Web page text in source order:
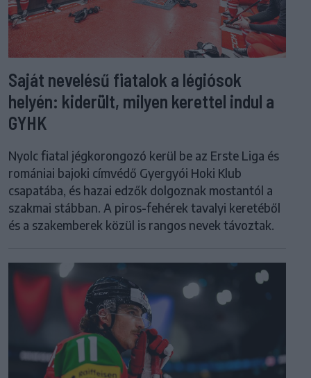
Saját nevelésű fiatalok a légiósok
helyén: kiderült, milyen kerettel indul a
GYHK
Nyolc fiatal jégkorongozó kerül be az Erste Liga és
romániai bajoki címvédő Gyergyói Hoki Klub
csapatába, és hazai edzők dolgoznak mostantól a
szakmai stábban. A piros-fehérek tavalyi keretéből
és a szakemberek közül is rangos nevek távoztak.